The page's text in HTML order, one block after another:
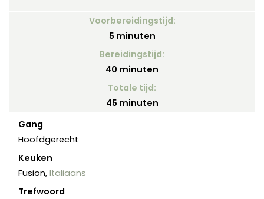
Voorbereidingstijd:
5minuten
minuten
Bereidingstijd:
40 minuten
minuten
Totale tijd:
45minuten
minuten
Gang
Hoofdgerecht
Keuken
Fusion, Italiaans
Trefwoord